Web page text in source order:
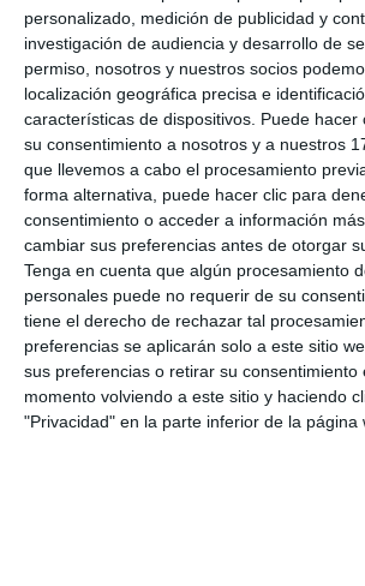
personalizado, medición de publicidad y
investigación de audiencia y desarrollo de
permiso, nosotros y nuestros socios
localización geográfica precisa e
características de dispositivos. Puede hacer
su consentimiento a nosotros y a nuestros
que llevemos a cabo el procesamiento
forma alternativa, puede hacer clic para
consentimiento o acceder a información
cambiar sus preferencias antes de otorgar
Tenga en cuenta que algún procesamiento
personales puede no requerir de su
tiene el derecho de rechazar tal
preferencias se aplicarán solo a este sitio
sus preferencias o retirar su consentimiento
momento volviendo a este sitio y haciendo
"Privacidad" en la parte inferior de la página